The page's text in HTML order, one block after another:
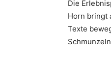
Die
Horn bringt
Texte